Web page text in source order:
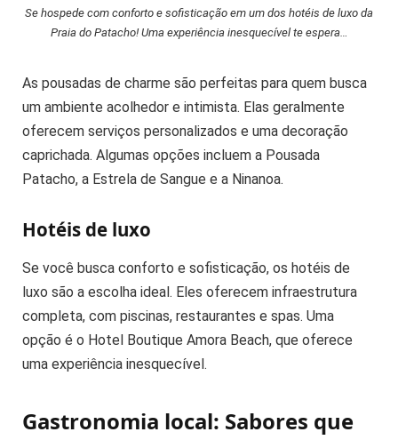
Se hospede com conforto e sofisticação em um dos hotéis de luxo da
Praia do Patacho! Uma experiência inesquecível te espera…
As pousadas de charme são perfeitas para quem busca
um ambiente acolhedor e intimista. Elas geralmente
oferecem serviços personalizados e uma decoração
caprichada. Algumas opções incluem a Pousada
Patacho, a Estrela de Sangue e a Ninanoa.
Hotéis de luxo
Se você busca conforto e sofisticação, os hotéis de
luxo são a escolha ideal. Eles oferecem infraestrutura
completa, com piscinas, restaurantes e spas. Uma
opção é o Hotel Boutique Amora Beach, que oferece
uma experiência inesquecível.
Gastronomia local: Sabores que